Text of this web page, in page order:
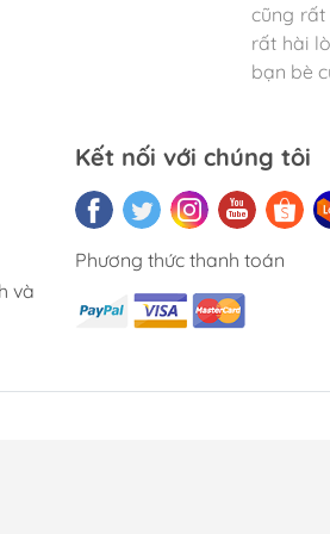
cũng rất
rất hài
bạn bè
lai.
và
Kết nối với chúng tôi
Phương thức thanh toán